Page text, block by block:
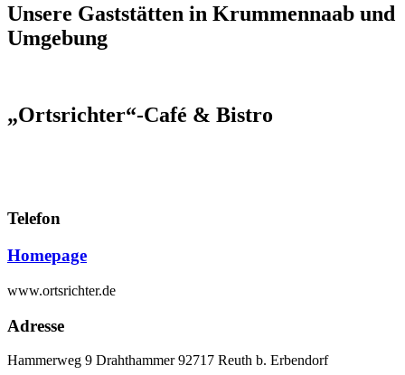
Unsere Gaststätten in Krummennaab und
Umgebung
„Ortsrichter“-Café & Bistro
Telefon
Homepage
www.ortsrichter.de
Adresse
Hammerweg 9 Drahthammer 92717 Reuth b. Erbendorf